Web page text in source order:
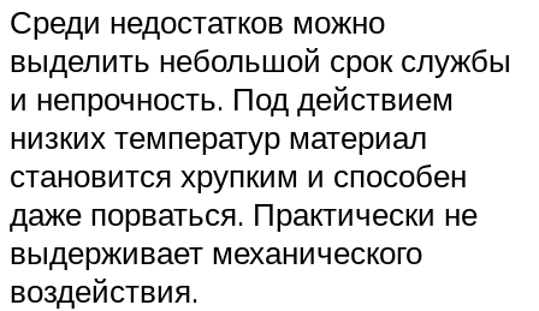
Среди недостатков можно
выделить небольшой срок службы
и непрочность. Под действием
низких температур материал
становится хрупким и способен
даже порваться. Практически не
выдерживает механического
воздействия.